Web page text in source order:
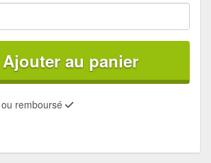
Ajouter au panier
remboursé